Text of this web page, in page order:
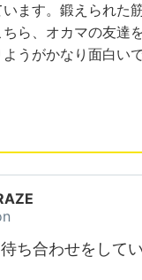
ます。鍛えられた
ら、オカマの友達
うがかなり面白い
ち合わせをして